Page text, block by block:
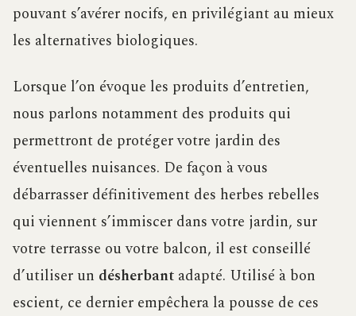
pouvant s’avérer nocifs, en privilégiant au mieux
les alternatives biologiques.
Lorsque l’on évoque les produits d’entretien,
nous parlons notamment des produits qui
permettront de protéger votre jardin des
éventuelles nuisances. De façon à vous
débarrasser définitivement des herbes rebelles
qui viennent s’immiscer dans votre jardin, sur
votre terrasse ou votre balcon, il est conseillé
d’utiliser un désherbant adapté. Utilisé à bon
escient, ce dernier empêchera la pousse de ces